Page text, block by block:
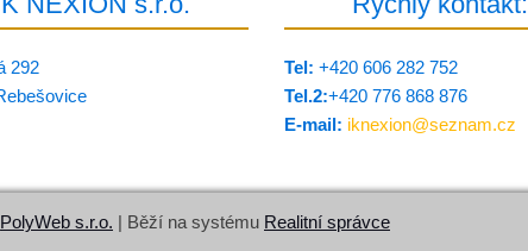
292
Tel: +420 606 282 752
Tel.2:+420 776 8­68 876
E-mail: iknexion@seznam.cz
PolyWeb s.r.o. | Běží na systému Realitní správce